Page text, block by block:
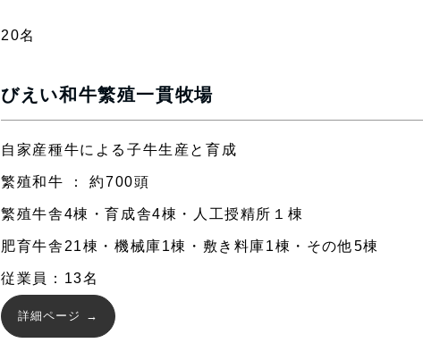
20名
びえい和牛繁殖一貫牧場
自家産種牛による子牛生産と育成
繁殖和牛 ： 約700頭
繁殖牛舎4棟・育成舎4棟・人工授精所１棟
肥育牛舎21棟・機械庫1棟・敷き料庫1棟・その他5棟
従業員：13名
詳細ページ